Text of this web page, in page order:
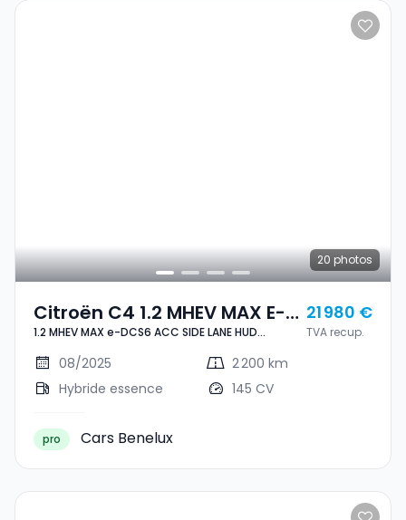
20 photos
Citroën C4 1.2 MHEV MAX E-
DCS6 ACC SIDE LANE HUD
CAM360 1° MAIN
1.2 MHEV MAX e-DCS6 ACC SIDE LANE HUD
21 980 €
TVA recup.
08/2025
2 200 km
Hybride essence
145 CV
pro Cars Benelux